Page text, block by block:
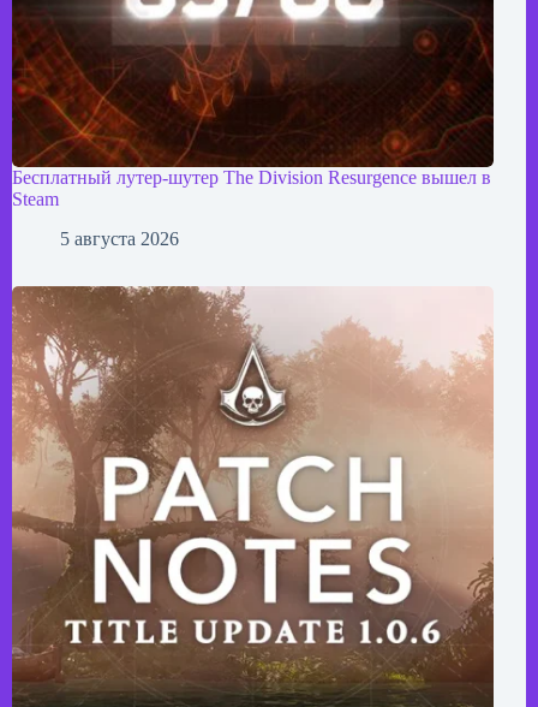
Бесплатный лутер-шутер The Division Resurgence вышел в
Steam
5 августа 2026